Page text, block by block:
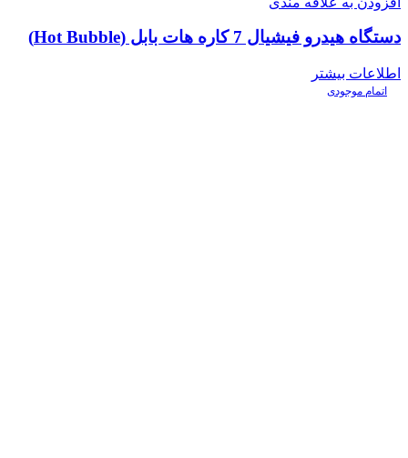
دستگاه هیدرو فیشیال 7 کاره هات بابل (Hot Bubble)
اطلاعات بیشتر
اتمام موجودی